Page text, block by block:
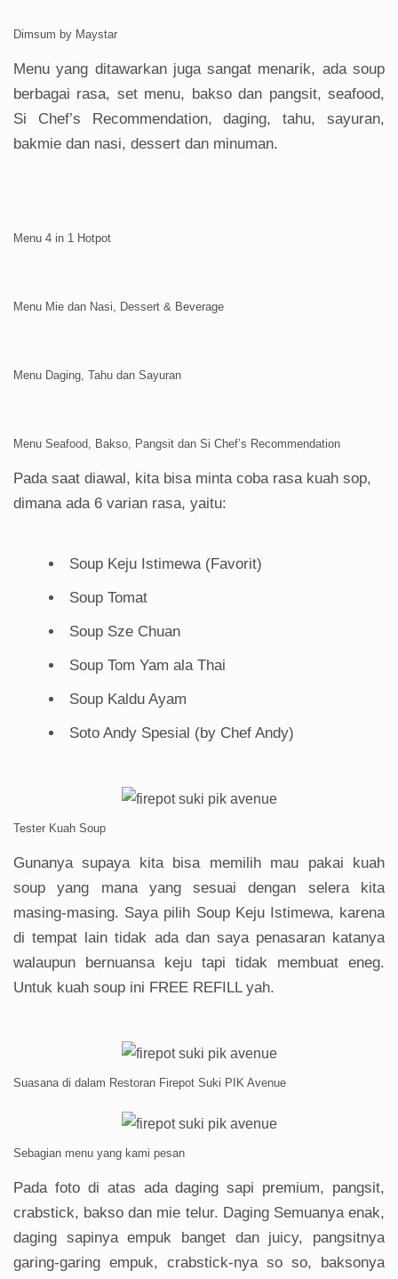
Dimsum by Maystar
Menu yang ditawarkan juga sangat menarik, ada soup
berbagai rasa, set menu, bakso dan pangsit, seafood,
Si Chef’s Recommendation, daging, tahu, sayuran,
bakmie dan nasi, dessert dan minuman.
Menu 4 in 1 Hotpot
Menu Mie dan Nasi, Dessert & Beverage
Menu Daging, Tahu dan Sayuran
Menu Seafood, Bakso, Pangsit dan Si Chef’s Recommendation
Pada saat diawal, kita bisa minta coba rasa kuah sop,
dimana ada 6 varian rasa, yaitu:
Soup Keju Istimewa (Favorit)
Soup Tomat
Soup Sze Chuan
Soup Tom Yam ala Thai
Soup Kaldu Ayam
Soto Andy Spesial (by Chef Andy)
Tester Kuah Soup
Gunanya supaya kita bisa memilih mau pakai kuah
soup yang mana yang sesuai dengan selera kita
masing-masing. Saya pilih Soup Keju Istimewa, karena
di tempat lain tidak ada dan saya penasaran katanya
walaupun bernuansa keju tapi tidak membuat eneg.
Untuk kuah soup ini FREE REFILL yah.
Suasana di dalam Restoran Firepot Suki PIK Avenue
Sebagian menu yang kami pesan
Pada foto di atas ada daging sapi premium, pangsit,
crabstick, bakso dan mie telur. Daging Semuanya enak,
daging sapinya empuk banget dan juicy, pangsitnya
garing-garing empuk, crabstick-nya so so, baksonya